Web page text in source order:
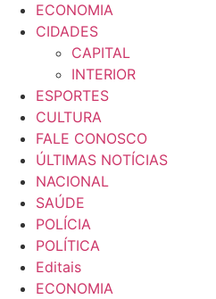
ECONOMIA
CIDADES
CAPITAL
INTERIOR
ESPORTES
CULTURA
FALE CONOSCO
ÚLTIMAS NOTÍCIAS
NACIONAL
SAÚDE
POLÍCIA
POLÍTICA
Editais
ECONOMIA